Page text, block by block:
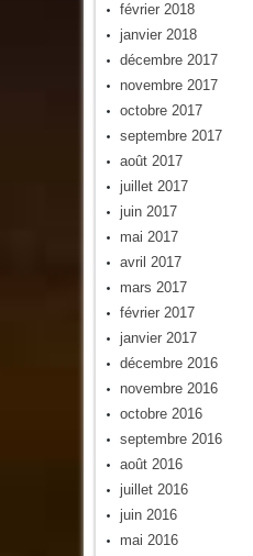
février 2018
janvier 2018
décembre 2017
novembre 2017
octobre 2017
septembre 2017
août 2017
juillet 2017
juin 2017
mai 2017
avril 2017
mars 2017
février 2017
janvier 2017
décembre 2016
novembre 2016
octobre 2016
septembre 2016
août 2016
juillet 2016
juin 2016
mai 2016